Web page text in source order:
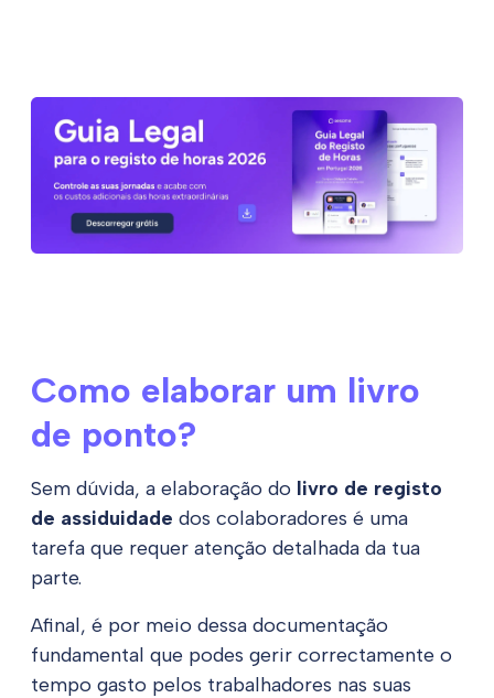
Como elaborar um livro
de ponto?
Sem dúvida, a elaboração do livro de registo
de assiduidade dos colaboradores é uma
tarefa que requer atenção detalhada da tua
parte.
Afinal, é por meio dessa documentação
fundamental que podes gerir correctamente o
tempo gasto pelos trabalhadores nas suas